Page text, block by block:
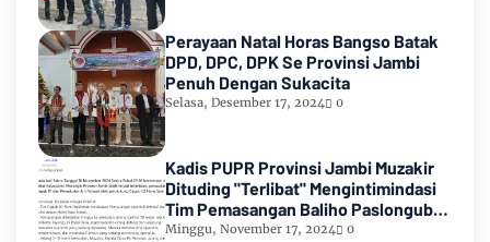
Perayaan Natal Horas Bangso Batak
DPD, DPC, DPK Se Provinsi Jambi
Penuh Dengan Sukacita
Selasa, Desember 17, 2024 0
Kadis PUPR Provinsi Jambi Muzakir
Dituding "Terlibat" Mengintimindasi
Tim Pemasangan Baliho Paslongub
Romi-Sudirman
Minggu, November 17, 2024 0